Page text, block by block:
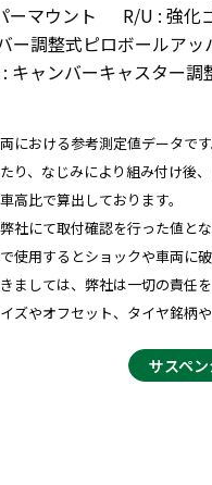
ーマウント R/U : 強化
ー調整式ピロボールアッ
: キャンバーキャスター
における参考測定値データで
り、なじみにより組み付け後
高比で算出しております。
にて取付確認を行った値とな
使用するとショックや車両に
ましては、弊社は一切の責任
ズやオフセット、タイヤ銘柄
サスペ